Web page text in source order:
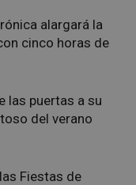
alargará la
cinco horas de
las puertas a su
del verano
Fiestas de
Inc.
23 horas 59